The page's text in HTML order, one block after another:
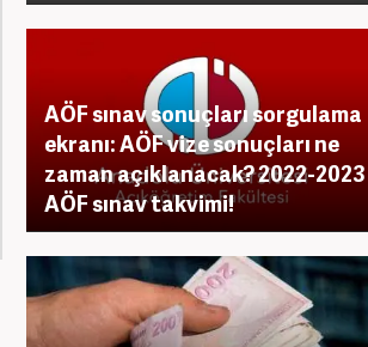
AÖF sınav sonuçları sorgulama
ekranı: AÖF vize sonuçları ne
zaman açıklanacak? 2022-2023
AÖF sınav takvimi!